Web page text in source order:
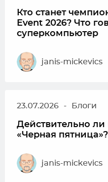
Кто станет
Event 2026? Что
суперкомпьютер
janis-mickevics
23.07.2026 - Блоги
Действительно ли
«Черная пятница»?
janis-mickevics